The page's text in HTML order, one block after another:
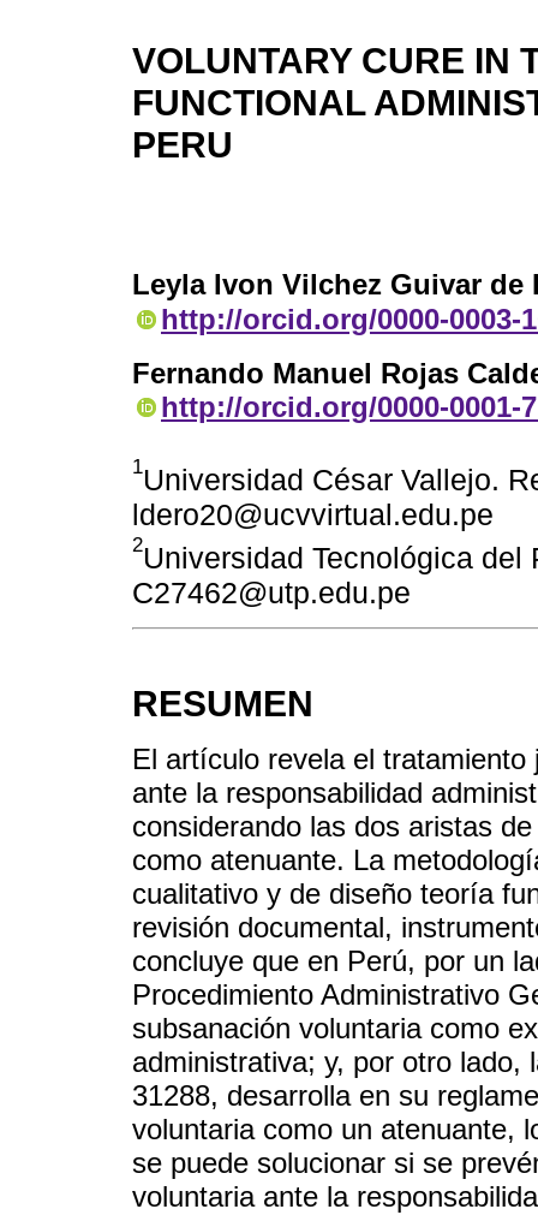
VOLUNTARY CURE IN
FUNCTIONAL
PERU
Leyla Ivon Vilchez Guivar de
http://orcid.org/0000-0003-
Fernando Manuel Rojas
http://orcid.org/0000-0001-
1Universidad César Vallejo.
ldero20@ucvvirtual.edu.pe
2Universidad Tecnológica
C27462@utp.edu.pe
RESUMEN
El artículo revela el
ante la responsabilidad
considerando las dos aristas
como atenuante. La
cualitativo y de diseño teoría
revisión documental,
concluye que en Perú, por un
Procedimiento Administrativo
subsanación voluntaria como
administrativa; y, por otro lado,
31288, desarrolla en su
voluntaria como un atenuante,
se puede solucionar si se
voluntaria ante la